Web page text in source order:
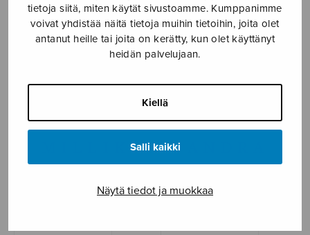
tietoja siitä, miten käytät sivustoamme. Kumppanimme
voivat yhdistää näitä tietoja muihin tietoihin, joita olet
antanut heille tai joita on kerätty, kun olet käyttänyt
heidän palvelujaan.
Kiellä
Salli kaikki
Näytä tiedot ja muokkaa
NÄYTÄ KARTALLA
MILLIKEN SANDRA